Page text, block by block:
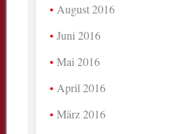
August 2016
Juni 2016
Mai 2016
April 2016
März 2016